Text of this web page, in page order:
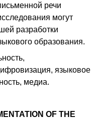
речи
могут
разработки
образования.
языковое
медиа.
OF THE